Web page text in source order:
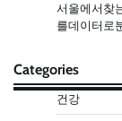
서울에서찾
를데이터로
Categories
건강